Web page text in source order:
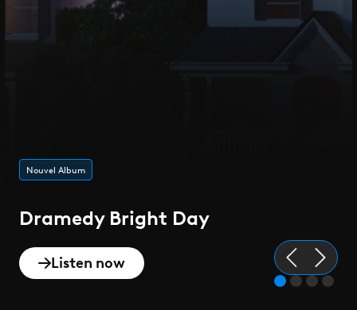
Nouvel Album
Dramedy Bright Day
Listen now